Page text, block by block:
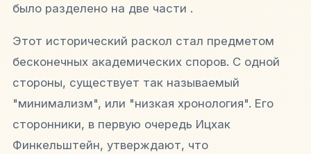
было разделено на две части .
Этот исторический раскол стал предметом
бесконечных академических споров. С одной
стороны, существует так называемый
"минимализм", или "низкая хронология". Его
сторонники, в первую очередь Ицхак
Финкельштейн, утверждают, что